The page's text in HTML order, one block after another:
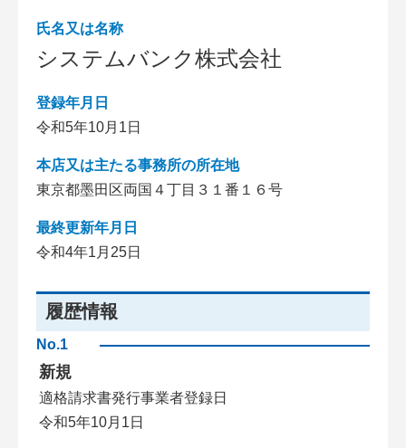
氏名又は名称
システムバンク株式会社
登録年月日
令和5年10月1日
本店又は主たる事務所の所在地
東京都墨田区両国４丁目３１番１６号
最終更新年月日
令和4年1月25日
履歴情報
No.1
新規
適格請求書発行事業者登録日
令和5年10月1日